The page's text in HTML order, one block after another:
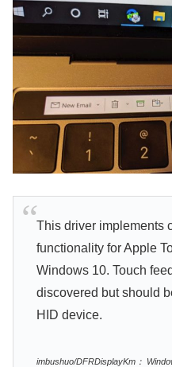
This driver implements
functionality for Apple
Windows 10. Touch
discovered but should
HID device.
imbushuo/DFRDisplayKm：